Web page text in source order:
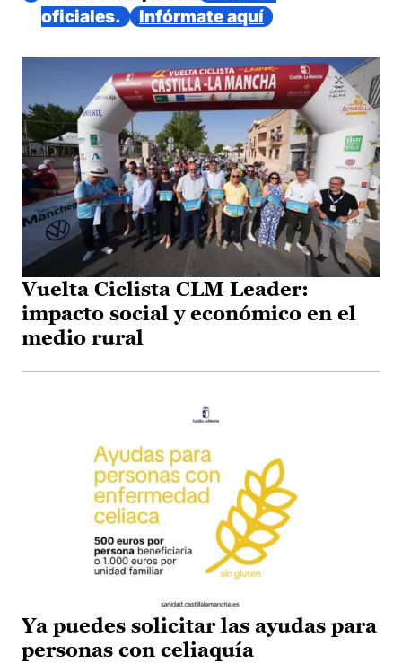
oficiales.
Infórmate aquí
Vuelta Ciclista CLM Leader:
impacto social y económico en el
medio rural
Ya puedes solicitar las ayudas para
personas con celiaquía